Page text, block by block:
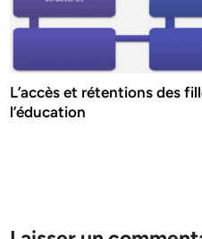
L’accès et rétentions des
l’éducation